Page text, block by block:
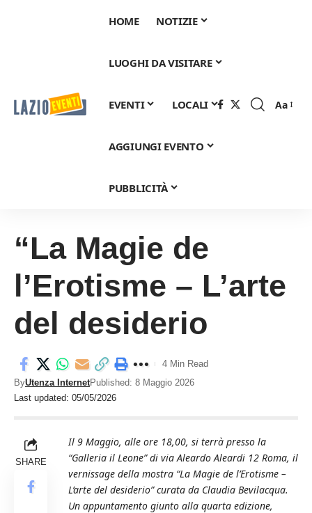
HOME NOTIZIE
LUOGHI DA VISITARE
EVENTI LOCALI
AGGIUNGI EVENTO
PUBBLICITÀ
Font
Aa
“La Magie de
l’Erotisme – L’arte
del desiderio
Last updated: 05/05/2026
ByUtenza InternetPublished: 8 Maggio 2026
4 Min Read
SHARE
Il 9 Maggio, alle ore 18,00, si terrà presso la
“Galleria il Leone” di via Aleardo Aleardi 12 Roma, il
vernissage della mostra “La Magie de l’Erotisme –
L’arte del desiderio” curata da Claudia Bevilacqua.
Un appuntamento giunto alla quarta edizione,